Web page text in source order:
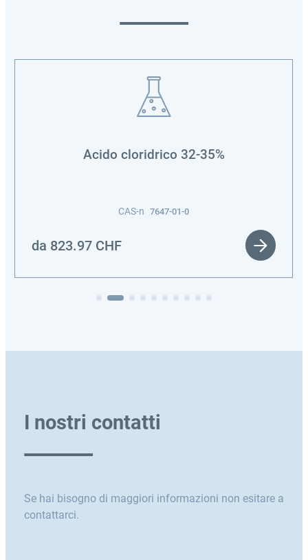
Acido cloridrico 32-35%
CAS-n 7647-01-0
da 823.97 CHF
I nostri contatti
Se hai bisogno di maggiori informazioni non esitare a
contattarci.